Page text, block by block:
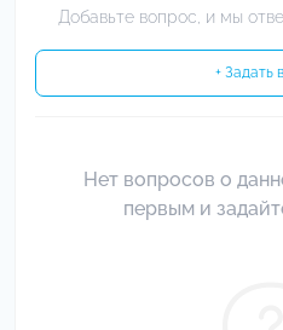
Добавьте вопрос, и мы
+ Задать
Нет вопросов о
первым и